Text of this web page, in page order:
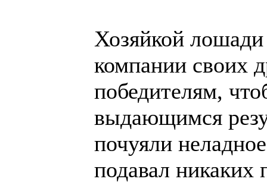
Хозяйкой
компании своих
победителям,
выдающимся
почуяли
подавал